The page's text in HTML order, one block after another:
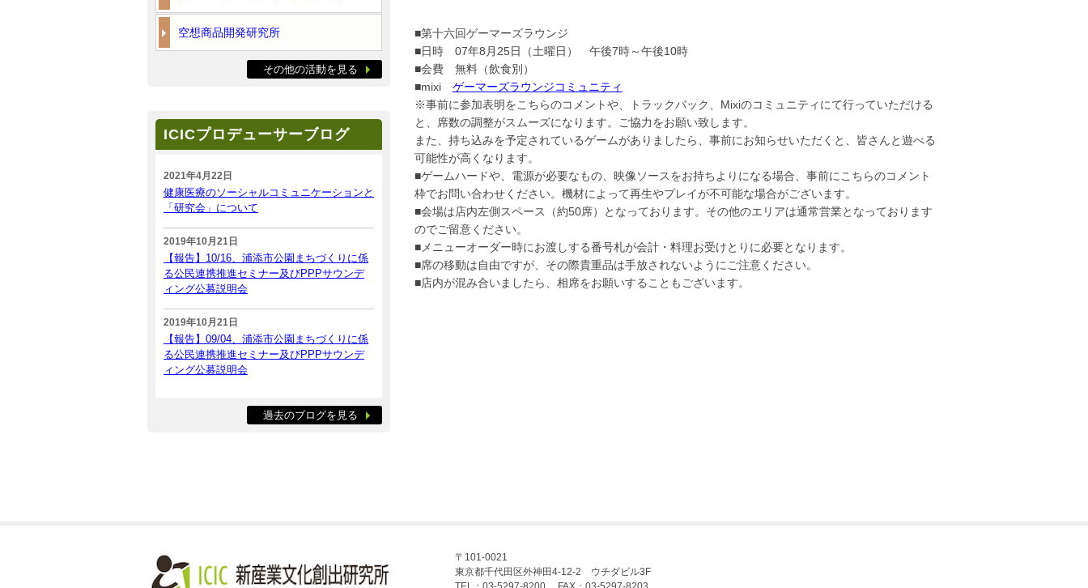
■第十六回ゲーマーズラウンジ
■日時 07年8月25日（土曜日） 午後7時～午後10時
■会費 無料（飲食別）
■mixi ゲーマーズラウンジコミュニティ
※事前に参加表明をこちらのコメントや、トラックバック、Mixiのコミュニティにて行っていただける
と、席数の調整がスムーズになります。ご協力をお願い致します。
また、持ち込みを予定されているゲームがありましたら、事前にお知らせいただくと、皆さんと遊べる
可能性が高くなります。
■ゲームハードや、電源が必要なもの、映像ソースをお持ちよりになる場合、事前にこちらのコメント
枠でお問い合わせください。機材によって再生やプレイが不可能な場合がございます。
■会場は店内左側スペース（約50席）となっております。その他のエリアは通常営業となっております
のでご留意ください。
■メニューオーダー時にお渡しする番号札が会計・料理お受けとりに必要となります。
■席の移動は自由ですが、その際貴重品は手放されないようにご注意ください。
■店内が混み合いましたら、相席をお願いすることもございます。
空想商品開発研究所
その他の活動を見る
ICICプロデューサーブログ
2021年4月22日
健康医療のソーシャルコミュニケーションと
「研究会」について
2019年10月21日
【報告】10/16、浦添市公園まちづくりに係
る公民連携推進セミナー及びPPPサウンデ
ィング公募説明会
2019年10月21日
【報告】09/04、浦添市公園まちづくりに係
る公民連携推進セミナー及びPPPサウンデ
ィング公募説明会
過去のブログを見る
〒101-0021
東京都千代田区外神田4-12-2 ウチダビル3F